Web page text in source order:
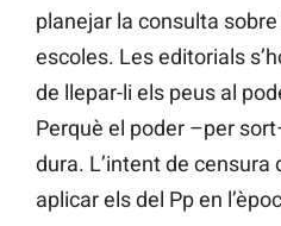
planejar la consulta
escoles. Les editorials
de llepar-li els peus al
Perquè el poder –per
dura. L’intent de censura
aplicar els del Pp en